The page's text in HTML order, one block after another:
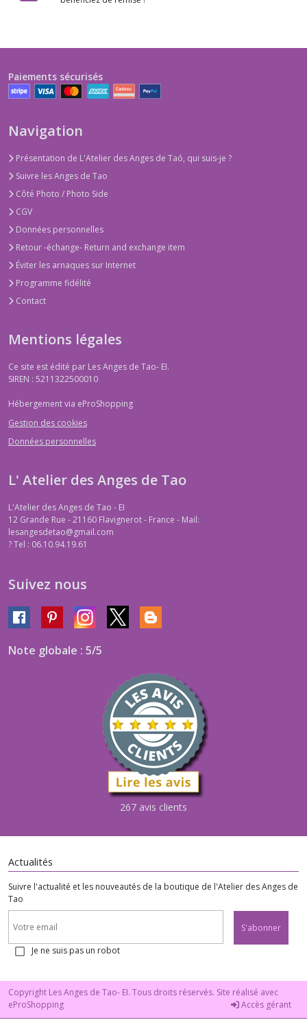
Paiements sécurisés
Navigation
Présentation de L'Atelier des Anges de Taó, qui suis-je ?
Suivre les Anges de Tao
Côté Photo / Photo Side
CGV
Données personnelles
Retour -échange- Return and exchange item
Éviter les arnaques sur Internet
Programme fidélité
Contact
Mentions légales
Ce site est édité par Les Anges de Tao- EI.
SIREN : 5211322500010
Hébergement via eProShopping
Gestion des cookies
Données personnelles
L' Atelier des Anges de Tao
L'Atelier des Anges de Tao - EI
12 Grande Rue - 21160 Flavignerot - France - Mail:
lesangesdetao@gmail.com
?Tel : 06.10.94.19.61
Suivez nous
Note globale : 5/5
267 avis clients
Actualités
Suivre l'actualité et les nouveautés de la boutique de l'Atelier des Anges de
Tao
S'abonner
Je ne suis pas un robot
Copyright Les Anges de Tao- EI. Tous droits réservés. Site réalisé avec
eProShopping
Accès gérant